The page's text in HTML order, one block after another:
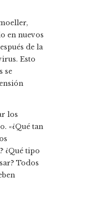
en nuevos
de la
Esto
se
los
«¿Qué tan
¿Qué tipo
Todos